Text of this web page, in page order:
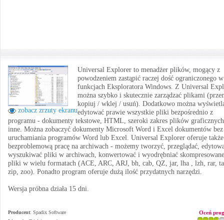
zobacz zrzuty ekranu
Universal Explorer to menadżer plików, mogący z
powodzeniem zastąpić raczej dość ograniczonego w
funkcjach Eksploratora Windows. Z Universal
można szybko i skutecznie zarządzać plikami
kopiuj / wklej / usuń). Dodatkowo można
edytować prawie wszystkie pliki bezpośrednio z
programu - dokumenty tekstowe, HTML, szeroki zakres plików
inne. Można zobaczyć dokumenty Microsoft Word i Excel dokumentów bez
uruchamiania programów Word lub Excel. Universal Explorer oferuje także
bezproblemową pracę na archiwach - możemy tworzyć, przeglądać,
wyszukiwać pliki w archiwach, konwertować i wyodrębniać skompresowane
pliki w wielu formatach (ACE, ARC, ARJ, bh, cab, QZ, jar, lha , lzh, rar,
zip, zoo). Ponadto program oferuje dużą ilość przydatnych narzędzi.
Wersja próbna działa 15 dni.
Producent: Spadix Software
Oceń